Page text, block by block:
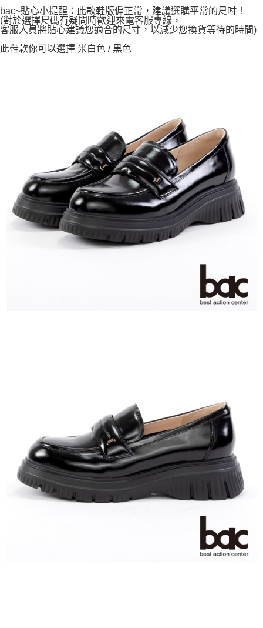
bac~貼心小提醒：此款鞋版偏正常，建議選購平常的尺吋！
(對於選擇尺碼有疑問時歡迎來電客服專線，
客服人員將貼心建議您適合的尺寸，以減少您換貨等待的時間)
此鞋款你可以選擇 米白色 / 黑色